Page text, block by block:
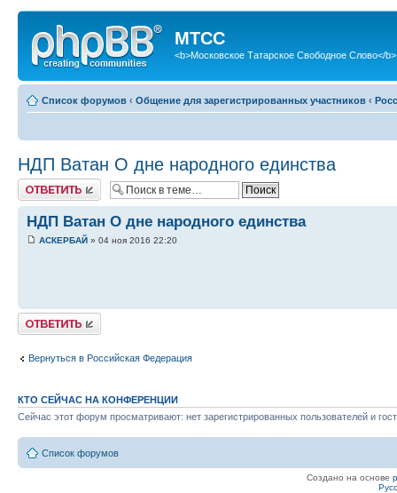
МТСС
<b>Московское Татарское Свободное Слово</b>
Список форумов ‹ Общение для зарегистрированных участников ‹
НДП Ватан О дне народного единства
Ответить
НДП Ватан О дне народного единства
АСКЕРБАЙ » 04 ноя 2016 22:20
Ответить
Вернуться в Российская Федерация
КТО СЕЙЧАС НА КОНФЕРЕНЦИИ
Сейчас этот форум просматривают: нет зарегистрированных пользователей и
Список форумов
Создано на основе